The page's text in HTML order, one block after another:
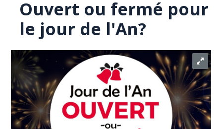
Ouvert ou fermé pour
le jour de l'An?